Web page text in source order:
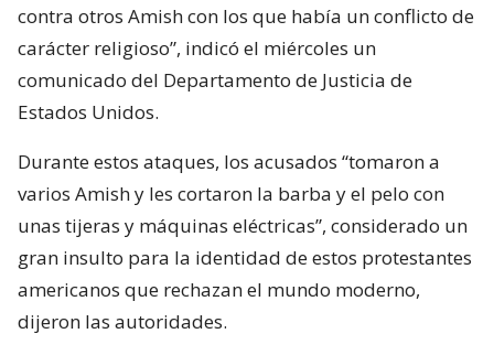
contra otros Amish con los que había un conflicto de
carácter religioso”, indicó el miércoles un
comunicado del Departamento de Justicia de
Estados Unidos.
Durante estos ataques, los acusados “tomaron a
varios Amish y les cortaron la barba y el pelo con
unas tijeras y máquinas eléctricas”, considerado un
gran insulto para la identidad de estos protestantes
americanos que rechazan el mundo moderno,
dijeron las autoridades.